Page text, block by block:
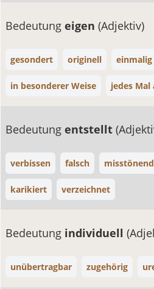
Bedeutung eigen (Adjektiv)
gesondert originell einmalig
in besonderer Weise jedes Mal
Bedeutung entstellt
verbissen falsch misstönend
karikiert verzeichnet
Bedeutung individuell
unübertragbar zugehörig